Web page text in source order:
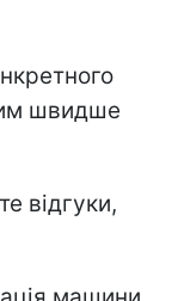
швидше
відгуки,